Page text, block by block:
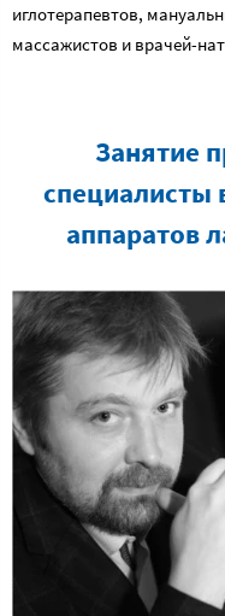
иглотерапевтов,
массажистов и врачей-
Занятие
специалисты
аппаратов